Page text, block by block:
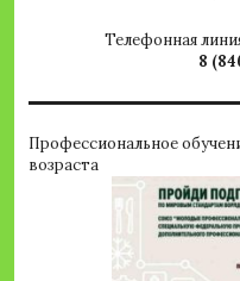
Телефонная
8
Профессиональное
возраста